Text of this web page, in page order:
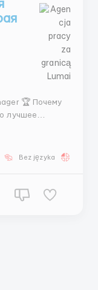
лучшее
Во-
Bez języka